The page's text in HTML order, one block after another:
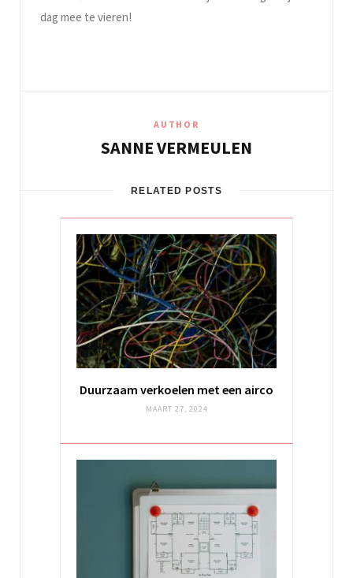
dag mee te vieren!
AUTHOR
SANNE VERMEULEN
RELATED POSTS
Duurzaam verkoelen met een airco
MAART 27, 2024